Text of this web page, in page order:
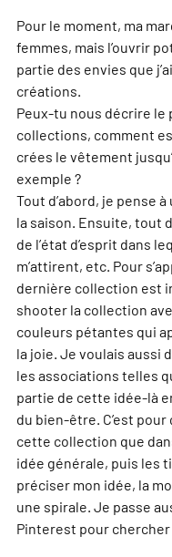
Pour le moment, ma
femmes, mais l’ouvrir
partie des envies que
créations.
Peux-tu nous décrire le
collections, comment
crées le vêtement
exemple ?
Tout d’abord, je pense
la saison. Ensuite, tout
de l’état d’esprit dans
m’attirent, etc. Pour
dernière collection est
shooter la collection
couleurs pétantes qui
la joie. Je voulais aussi
les associations telles
partie de cette idée-là
du bien-être. C’est pour
cette collection que
idée générale, puis les
préciser mon idée, la
une spirale. Je passe
Pinterest pour chercher